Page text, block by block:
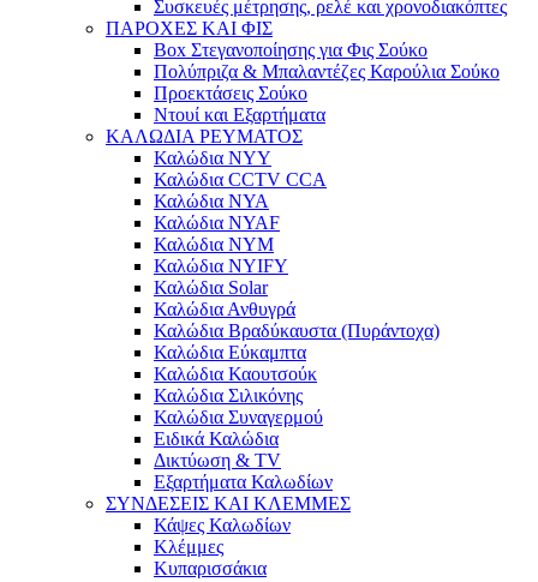
Συσκευές μέτρησης, ρελέ και χρονοδιακόπτες
ΠΑΡΟΧΕΣ ΚΑΙ ΦΙΣ
Box Στεγανοποίησης για Φις Σούκο
Πολύπριζα & Μπαλαντέζες Καρούλια Σούκο
Προεκτάσεις Σούκο
Ντουί και Εξαρτήματα
ΚΑΛΩΔΙΑ ΡΕΥΜΑΤΟΣ
Καλώδια NYY
Καλώδια CCTV CCA
Καλώδια NYA
Καλώδια NYAF
Καλώδια NYM
Καλώδια NYIFY
Καλώδια Solar
Καλώδια Ανθυγρά
Καλώδια Βραδύκαυστα (Πυράντοχα)
Καλώδια Εύκαμπτα
Καλώδια Καουτσούκ
Καλώδια Σιλικόνης
Καλώδια Συναγερμού
Ειδικά Καλώδια
Δικτύωση & TV
Εξαρτήματα Καλωδίων
ΣΥΝΔΕΣΕΙΣ ΚΑΙ ΚΛΕΜΜΕΣ
Κάψες Καλωδίων
Κλέμμες
Κυπαρισσάκια